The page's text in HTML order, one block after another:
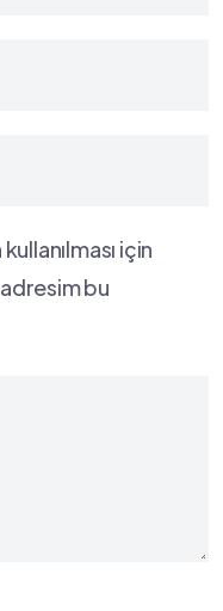
için
bu